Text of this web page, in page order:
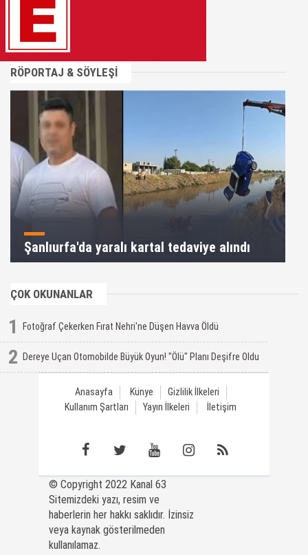
RÖPORTAJ & SÖYLEŞİ
Şanlıurfa'da yaralı kartal tedaviye alındı
ÇOK OKUNANLAR
1 Fotoğraf Çekerken Fırat Nehri'ne Düşen Havva Öldü
2 Dereye Uçan Otomobilde Büyük Oyun! "Ölü" Planı Deşifre Oldu
Anasayfa Künye
Gizlilik İlkeleri
Kullanım Şartları
Yayın İlkeleri İletişim
© Copyright 2022 Kanal 63
Sitemizdeki yazı, resim ve
haberlerin her hakkı saklıdır. İzinsiz
veya kaynak gösterilmeden
kullanılamaz.